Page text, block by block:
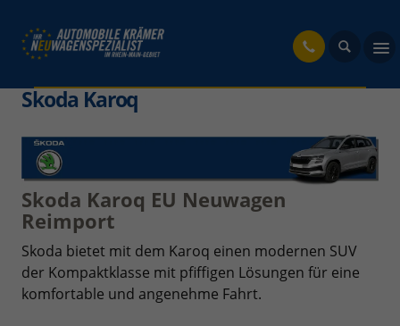
Skoda Karoq
Skoda Karoq EU Neuwagen
Reimport
Skoda bietet mit dem Karoq einen modernen SUV
der Kompaktklasse mit pfiffigen Lösungen für eine
komfortable und angenehme Fahrt.